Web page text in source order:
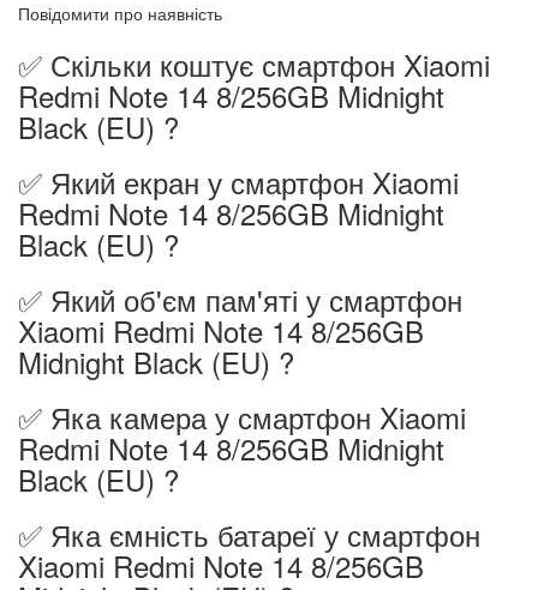
Повідомити про наявність
✅ Скільки коштує смартфон Xiaomi
Redmi Note 14 8/256GB Midnight
Black (EU) ?
✅ Який екран у смартфон Xiaomi
Redmi Note 14 8/256GB Midnight
Black (EU) ?
✅ Який об'єм пам'яті у смартфон
Xiaomi Redmi Note 14 8/256GB
Midnight Black (EU) ?
✅ Яка камера у смартфон Xiaomi
Redmi Note 14 8/256GB Midnight
Black (EU) ?
✅ Яка ємність батареї у смартфон
Xiaomi Redmi Note 14 8/256GB